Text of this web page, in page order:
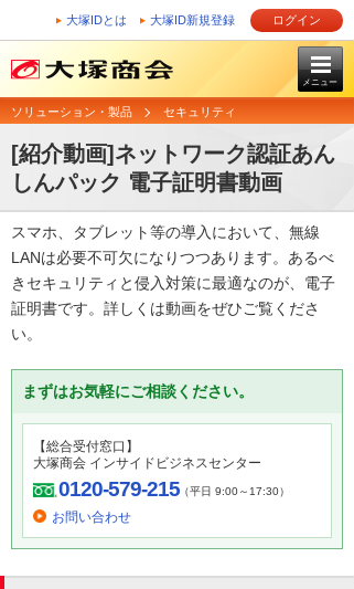
大塚IDとは 大塚ID新規登録 ログイン
メニュー
ソリューション・製品 セキュリティ
[紹介動画]ネットワーク認証あん
しんパック 電子証明書動画
スマホ、タブレット等の導入において、無線
LANは必要不可欠になりつつあります。あるべ
きセキュリティと侵入対策に最適なのが、電子
証明書です。詳しくは動画をぜひご覧くださ
い。
まずはお気軽にご相談ください。
【総合受付窓口】
大塚商会 インサイドビジネスセンター
0120-579-215（平日 9:00～17:30）
お問い合わせ